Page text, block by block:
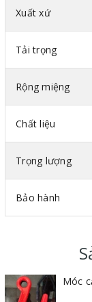
Xuất xứ
Tải trọng
Rộng miệng
Chất liệu
Trọng lượng
Bảo hành
Móc